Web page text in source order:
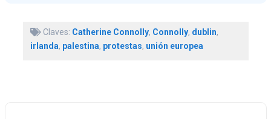
Claves: Catherine Connolly, Connolly, dublin,
irlanda, palestina, protestas, unión europea